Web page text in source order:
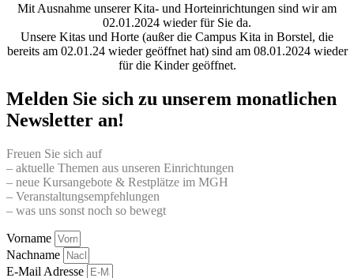
Mit Ausnahme unserer Kita- und Horteinrichtungen sind wir am
02.01.2024 wieder für Sie da.
Unsere Kitas und Horte (außer die Campus Kita in Borstel, die
bereits am 02.01.24 wieder geöffnet hat) sind am 08.01.2024 wieder
für die Kinder geöffnet.
Melden Sie sich zu unserem monatlichen
Newsletter an!
Freuen Sie sich auf
– aktuelle Themen aus unseren Einrichtungen
– neue Kursangebote & Restplätze im MGH
– Veranstaltungsempfehlungen
– was uns sonst noch so bewegt
Vorname
Nachname
E-Mail Adresse